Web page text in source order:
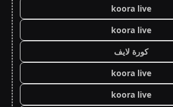
koora live
koora live
كورة لايف
koora live
koora live